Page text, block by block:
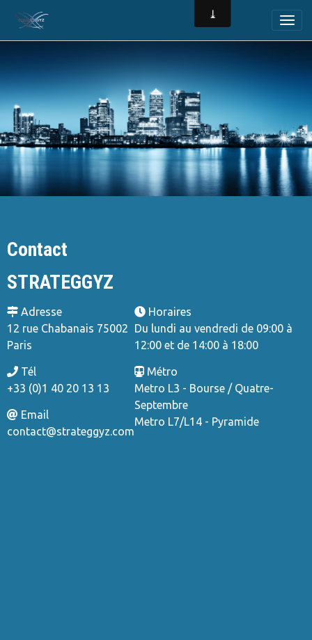
Contact
STRATEGGYZ
Adresse
12 rue Chabanais 75002
Paris
Tél
+33 (0)1 40 20 13 13
Email
contact@strateggyz.com
Horaires
Du lundi au vendredi de 09:00 à
12:00 et de 14:00 à 18:00
Métro
Metro L3 - Bourse / Quatre-
Septembre
Metro L7/L14 - Pyramide